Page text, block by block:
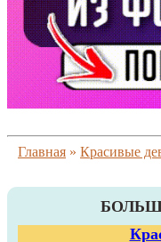
Главная » Красивые